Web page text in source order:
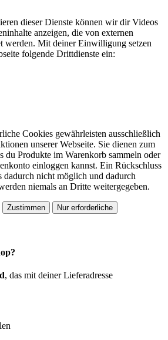
dieser Dienste können wir dir Videos
anzeigen, die von externen
werden. Mit deiner Einwilligung setzen
folgende Drittdienste ein:
Cookies gewährleisten ausschließlich
unserer Webseite. Sie dienen zum
du Produkte im Warenkorb sammeln oder
einloggen kannst. Ein Rückschluss
dadurch nicht möglich und dadurch
niemals an Dritte weitergegeben.
Zustimmen Nur erforderliche
, das mit deiner Lieferadresse